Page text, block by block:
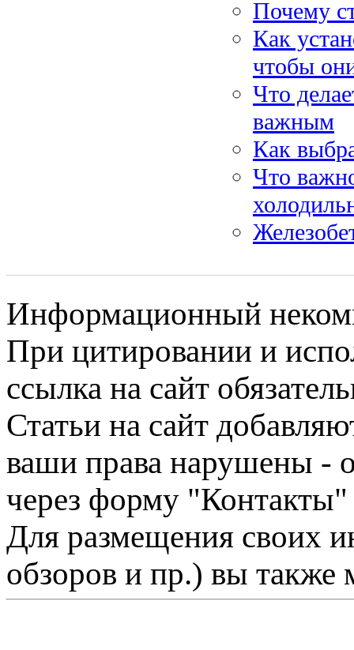
Почему
Как
чтобы
Что
важным
Как
Что
Информационный
При цитировании и
ссылка на сайт
Статьи на сайт
ваши права нарушены -
через форму "Контакты"
Для размещения своих
обзоров и пр.) вы также